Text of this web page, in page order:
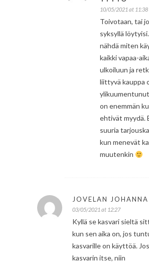
10/05/2021 at 11:38
Toivotaan, tai
syksyllä
nähdä miten
kaikki vapaa-
ulkoiluun ja
liittyvä kauppa
on enemmän
ehtivät myydä.
suuria
kun menevät
muutenkin
JOVELAN JOHANNA
03/05/2021 at 12:27
Kyllä se kasvari sieltä
kun sen aika on, jos
kasvarille on käyttöä.
kasvarin itse, niin